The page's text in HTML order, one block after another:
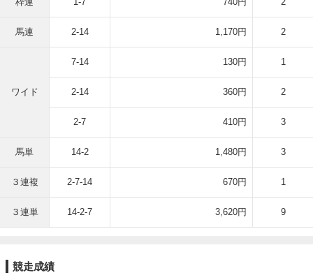
馬連 2-14 1,170円 2
ワイド
7-14 130円 1
2-14 360円 2
2-7 410円 3
馬単 14-2 1,480円 3
３連複 2-7-14 670円 1
３連単 14-2-7 3,620円 9
競走成績